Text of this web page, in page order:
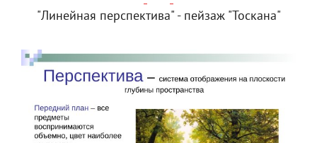
"Линейная перспектива" - пейзаж "Тоскана"